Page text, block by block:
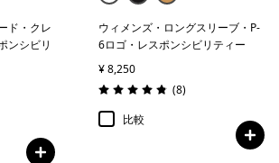
ド・クレ
ンシビリ
ウィメンズ・ロングスリーブ・P-
6ロゴ・レスポンシビリティー
¥ 8,250
評価: 4.9 / 5
(8レビュー
)
比較